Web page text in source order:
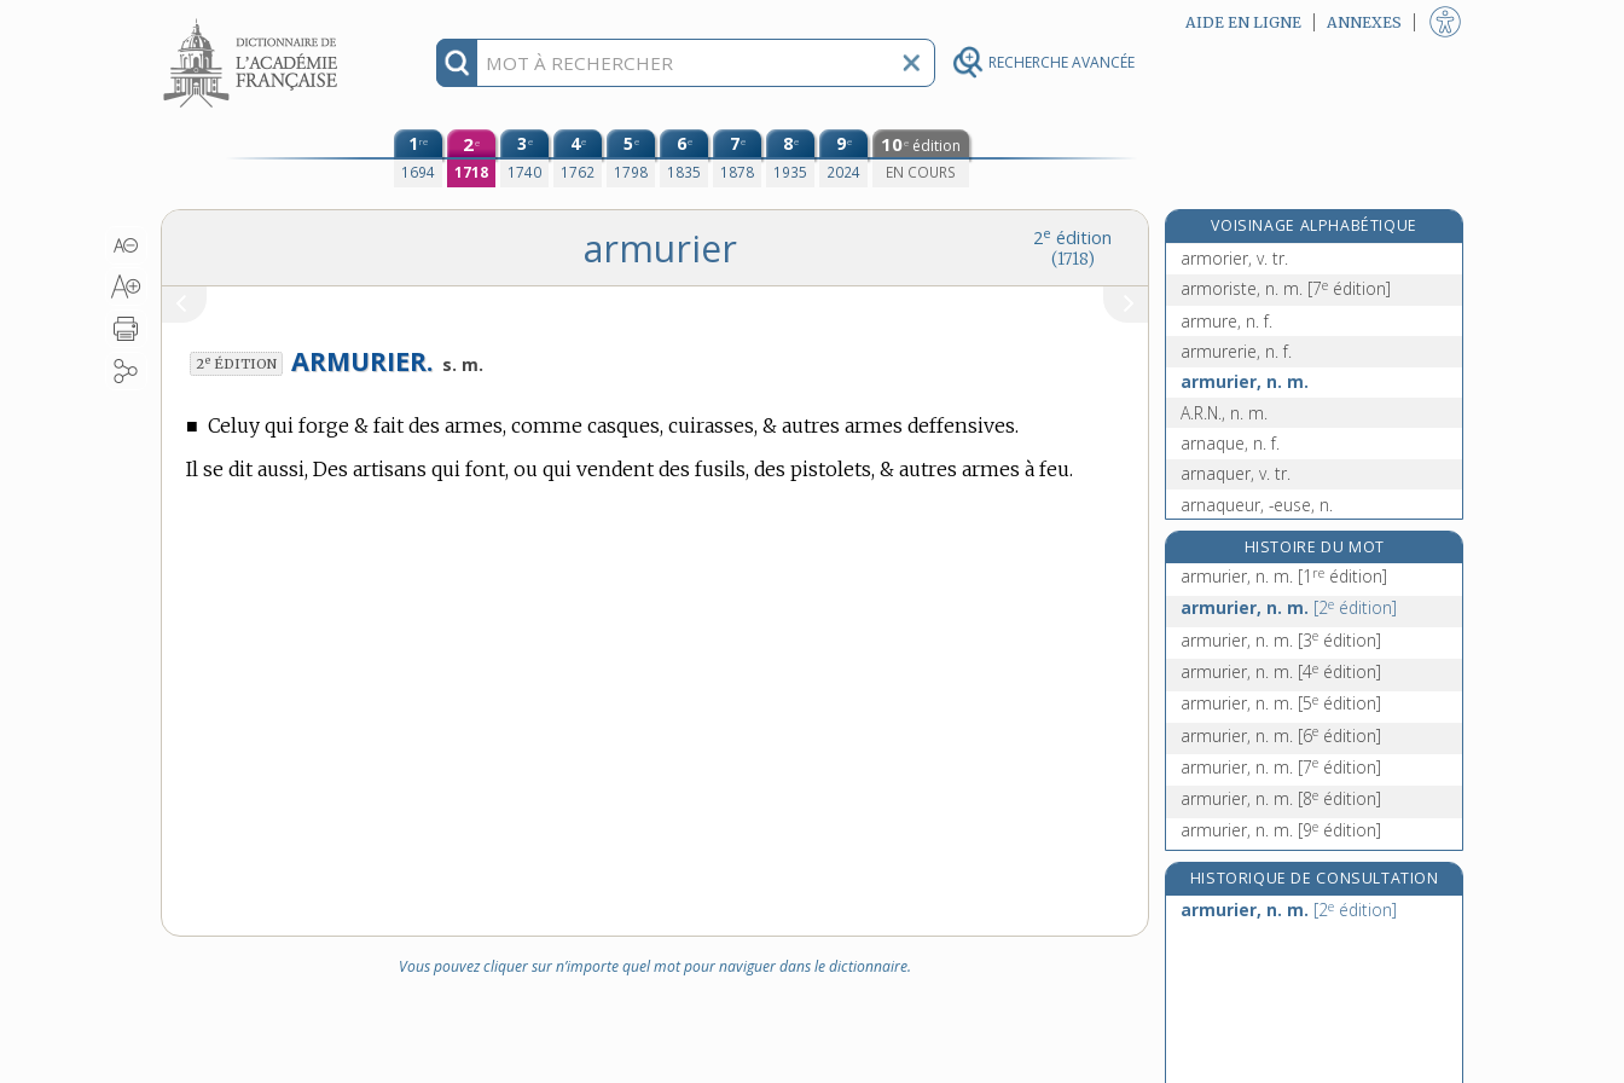
RECHERCHE AVANCÉE
Aller au contenu AIDE EN LIGNE ANNEXES
1re
1694
2e
1718
3e
1740
4e
1762
5e
1798
6e
1835
7e
1878
8e
1935
9e
2024
10e édition
EN COURS
2e édition
(1718)
armurier
2e ÉDITION ARMURIER. s. m.
■ Celuy qui forge & fait des armes, comme casques, cuirasses, & autres armes deffensives.
Il se dit aussi, Des artisans qui font, ou qui vendent des fusils, des pistolets, & autres armes à feu.
Vous pouvez cliquer sur n’importe quel mot pour naviguer dans le dictionnaire.
VOISINAGE ALPHABÉTIQUE
armoricain, -aine, adj.
armorier, v. tr.
armoriste, n. m. [7e édition]
armure, n. f.
armurerie, n. f.
armurier, n. m.
A.R.N., n. m.
arnaque, n. f.
arnaquer, v. tr.
arnaqueur, -euse, n.
arnica, n. f.
arnique, n. f.[7eédition]
arobase, n. f.
aromate, n. m.
HISTOIRE DU MOT
armurier, n. m. [1 re édition]
armurier, n. m. [2e édition]
armurier, n. m. [3e édition]
armurier, n. m. [4e édition]
armurier, n. m. [5e édition]
armurier, n. m. [6e édition]
armurier, n. m. [7e édition]
armurier, n. m. [8e édition]
armurier, n. m. [9e édition]
HISTORIQUE DE CONSULTATION
armurier, n. m. [2e édition]